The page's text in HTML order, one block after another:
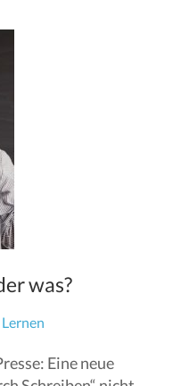
was?
Lernen
Eine neue